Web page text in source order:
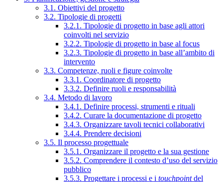
3.1. Obiettivi del progetto
3.2. Tipologie di progetti
3.2.1. Tipologie di progetto in base agli attori
coinvolti nel servizio
3.2.2. Tipologie di progetto in base al focus
3.2.3. Tipologie di progetto in base all’ambito di
intervento
3.3. Competenze, ruoli e figure coinvolte
3.3.1. Coordinatore di progetto
3.3.2. Definire ruoli e responsabilità
3.4. Metodo di lavoro
3.4.1. Definire processi, strumenti e rituali
3.4.2. Curare la documentazione di progetto
3.4.3. Organizzare tavoli tecnici collaborativi
3.4.4. Prendere decisioni
3.5. Il processo progettuale
3.5.1. Organizzare il progetto e la sua gestione
3.5.2. Comprendere il contesto d’uso del servizio
pubblico
3.5.3. Progettare i processi e i touchpointdel